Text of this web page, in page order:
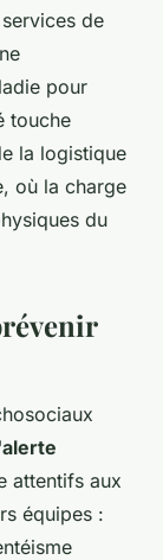
de
pour
touche
la logistique
où la charge
du
attentifs aux
équipes :